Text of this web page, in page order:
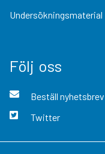
Undersökningsmaterial
Följ oss
Beställ nyhetsbrev
Twitter